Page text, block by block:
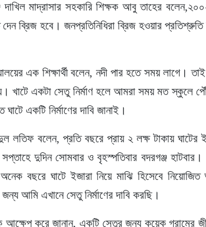
দাখিল মাদ্রাসার সহকারি শিক্ষক আবু তাহের
দেন ব্রিজ হবে। জনপ্রতিনিধিরা ব্রিজ হওয়ার
এক শিক্ষার্থী বলেন, নদী পার হতে সময় লাগে।
খাটে একটা সেতু নির্মাণ হলে আমরা সময় মত স্কুলে
একটি নির্মাণের দাবি জানাই।
লতিফ বলেন, প্রতি বছরে প্রায় ২ লক্ষ টাকায় ঘাটের
সপ্তাহে দুদিন সোমবার ও বৃহস্পতিবার বদরগঞ্জ
বছরে ঘাটে ইজারা নিয়ে মাঝি হিসেবে
আমি এখানে সেতু নির্মাণের দাবি করছি।
করে জানান, একটি সেতুর জন্য কয়েক গ্রামের